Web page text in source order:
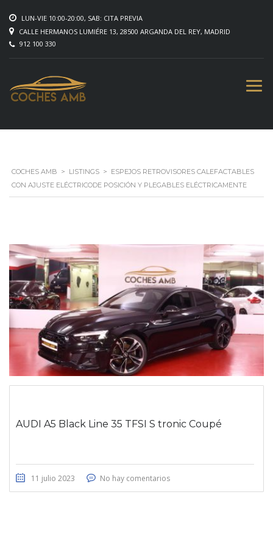
LUN-VIE 10:00-20:00, SAB: CITA PREVIA
CALLE HERMANOS LUMIÉRE 13, 28500 ARGANDA DEL REY, MADRID
912 100 330
COCHES AMB > LISTINGS > ESPEJOS RETROVISORES CALEFACTABLES
CON AJUSTE ELÉCTRICODE POSICIÓN Y PLEGABLES ELÉCTRICAMENTE
AUDI A5 Black Line 35 TFSI S tronic Coupé
11 julio 2023 No hay comentarios